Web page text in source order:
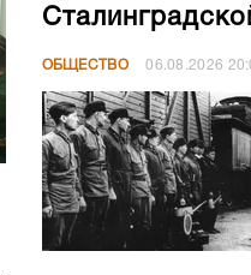
ОБЩЕСТВО 06.08.2026